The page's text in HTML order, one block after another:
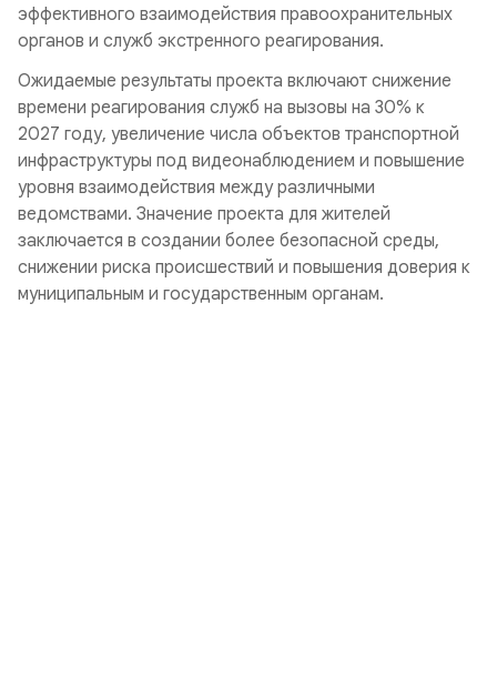
эффективного взаимодействия правоохранительных
органов и служб экстренного реагирования.
Ожидаемые результаты проекта включают снижение
времени реагирования служб на вызовы на 30% к
2027 году, увеличение числа объектов транспортной
инфраструктуры под видеонаблюдением и повышение
уровня взаимодействия между различными
ведомствами. Значение проекта для жителей
заключается в создании более безопасной среды,
снижении риска происшествий и повышения доверия к
муниципальным и государственным органам.